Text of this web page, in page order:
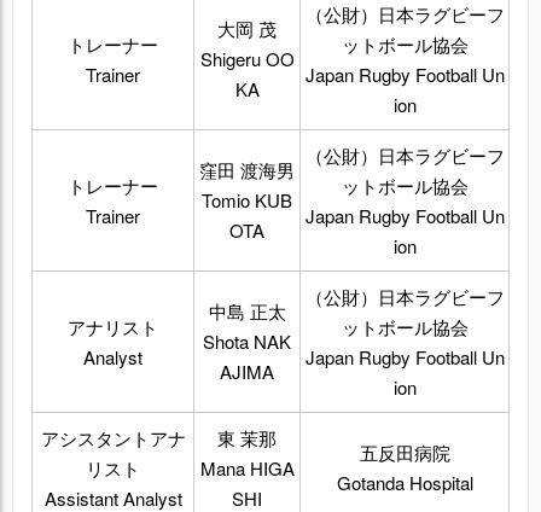
トレーナー
Trainer
大岡 茂
Shigeru OO
KA
（公財）日本ラグビーフ
ットボール協会
Japan Rugby Football Un
ion
トレーナー
Trainer
窪田 渡海男
Tomio KUB
OTA
（公財）日本ラグビーフ
ットボール協会
Japan Rugby Football Un
ion
アナリスト
Analyst
中島 正太
Shota NAK
AJIMA
（公財）日本ラグビーフ
ットボール協会
Japan Rugby Football Un
ion
アシスタントアナ
リスト
Assistant Analyst
東 茉那
Mana HIGA
SHI
五反田病院
Gotanda Hospital